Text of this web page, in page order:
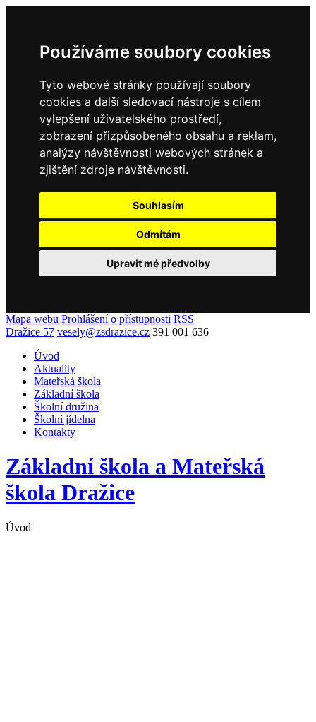
Používáme soubory cookies
Tyto webové stránky používají soubory
cookies a další sledovací nástroje s cílem
vylepšení uživatelského prostředí,
zobrazení přizpůsobeného obsahu a reklam,
analýzy návštěvnosti webových stránek a
zjištění zdroje návštěvnosti.
Souhlasím
Odmítám
Upravit mé předvolby
Mapa webu Prohlášení o přístupnosti RSS
Dražice 57 vesely@zsdrazice.cz 391 001 636
Úvod
Aktuality
Mateřská škola
Základní škola
Školní družina
Školní jídelna
Kontakty
Základní škola a Mateřská
škola Dražice
Úvod